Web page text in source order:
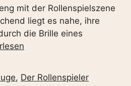
mit der Rollenspielszene
liegt es nahe, ihre
die Brille eines
, Der Rollenspieler